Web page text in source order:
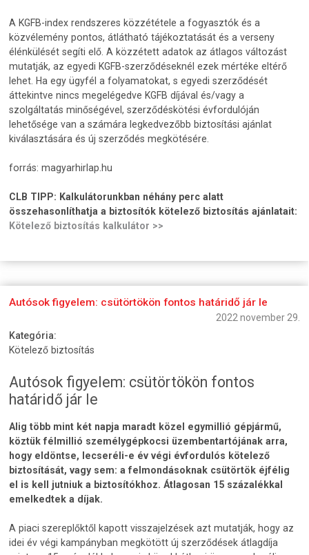
A KGFB-index rendszeres közzététele a fogyasztók és a
közvélemény pontos, átlátható tájékoztatását és a verseny
élénkülését segíti elő. A közzétett adatok az átlagos változást
mutatják, az egyedi KGFB-szerződéseknél ezek mértéke eltérő
lehet. Ha egy ügyfél a folyamatokat, s egyedi szerződését
áttekintve nincs megelégedve KGFB díjával és/vagy a
szolgáltatás minőségével, szerződéskötési évfordulóján
lehetősége van a számára legkedvezőbb biztosítási ajánlat
kiválasztására és új szerződés megkötésére.
forrás: magyarhirlap.hu
CLB TIPP: Kalkulátorunkban néhány perc alatt
összehasonlíthatja a biztosítók kötelező biztosítás ajánlatait:
Kötelező biztosítás kalkulátor >>
Autósok figyelem: csütörtökön fontos határidő jár le
2022 november 29.
Kategória:
Kötelező biztosítás
Autósok figyelem: csütörtökön fontos
határidő jár le
Alig több mint két napja maradt közel egymillió gépjármű,
köztük félmillió személygépkocsi üzembentartójának arra,
hogy eldöntse, lecseréli-e év végi évfordulós kötelező
biztosítását, vagy sem: a felmondásoknak csütörtök éjfélig
el is kell jutniuk a biztosítókhoz. Átlagosan 15 százalékkal
emelkedtek a díjak.
A piaci szereplőktől kapott visszajelzések azt mutatják, hogy az
idei év végi kampányban megkötött új szerződések átlagdíja